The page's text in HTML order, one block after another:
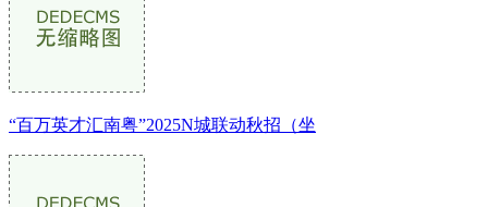
“百万英才汇南粤”2025N城联动秋招（坐